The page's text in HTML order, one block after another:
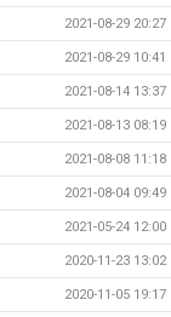
2021-08-29 20:27
2021-08-29 10:41
2021-08-14 13:37
2021-08-13 08:19
2021-08-08 11:18
2021-08-04 09:49
2021-05-24 12:00
2020-11-23 13:02
2020-11-05 19:17